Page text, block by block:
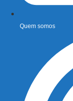
Quem somos